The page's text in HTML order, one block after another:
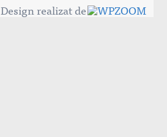
Design realizat de